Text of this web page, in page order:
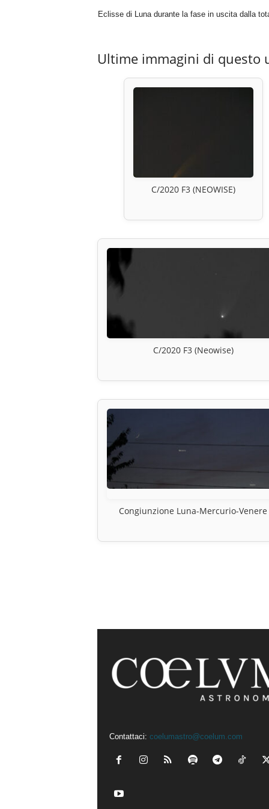
Eclisse di Luna durante la fase in uscita dalla
Ultime immagini di questo
C/2020 F3 (NEOWISE)
C/2020 F3 (Neowise)
Congiunzione Luna-Mercurio-Venere
Contattaci: coelumastro@coelum.com